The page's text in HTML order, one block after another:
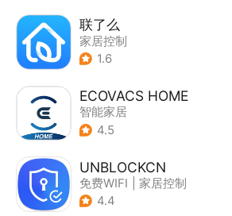
联了么
家居控制
1.6
ECOVACS HOME
智能家居
4.5
UNBLOCKCN
免费WIFI
家居控制
4.4